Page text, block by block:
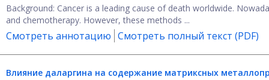
Background: Cancer is a leading cause of death worldwide.
and chemotherapy. However, these methods ...
Смотреть аннотацию Смотреть полный текст (PDF)
Влияние даларгина на содержание матриксных